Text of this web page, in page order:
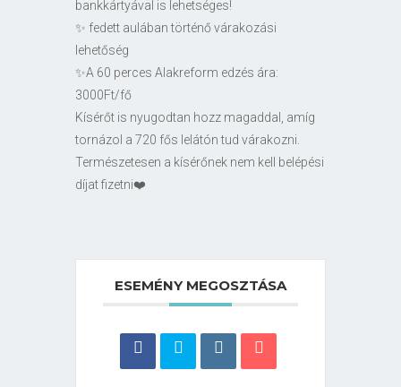
bankkártyával is lehetséges!
✨ fedett aulában történő várakozási
lehetőség
✨A 60 perces Alakreform edzés ára:
3000Ft/fő
Kísérőt is nyugodtan hozz magaddal, amíg
tornázol a 720 fős lelátón tud várakozni.
Természetesen a kísérőnek nem kell belépési
díjat fizetni❤️
ESEMÉNY MEGOSZTÁSA